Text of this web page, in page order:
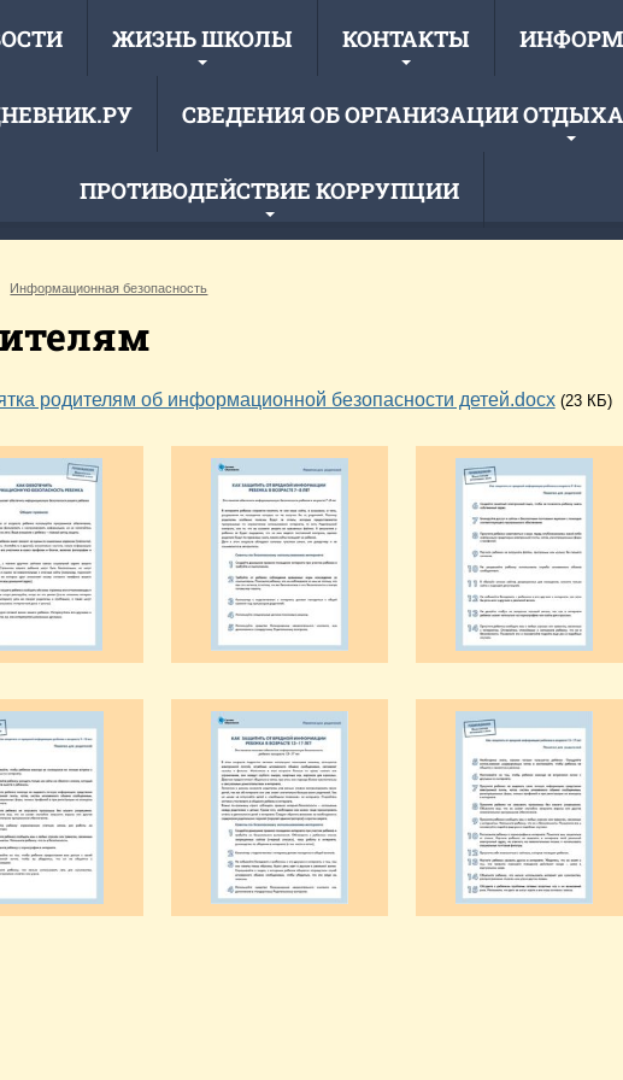
ЖИЗНЬ ШКОЛЫ КОНТАКТЫ
СВЕДЕНИЯ ОБ ОРГАНИЗАЦИИ
ПРОТИВОДЕЙСТВИЕ КОРРУПЦИИ
Информационная безопасность
родителям об информационной безопасности детей.docx (23 КБ)